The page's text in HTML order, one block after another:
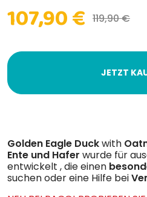
107,90 € 119,90 €
JETZT
Golden Eagle Duckwith
Ente und Hafer wurde für
entwickelt , die einen
suchen oder eine Hilfe bei